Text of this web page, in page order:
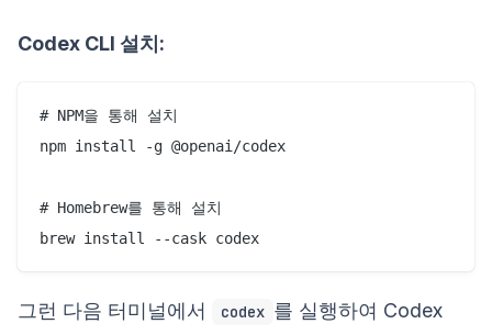
Codex CLI 설치:
# NPM을 통해 설치
npm install -g @openai/codex
# Homebrew를 통해 설치
그런 다음 터미널에서 codex 를 실행하여 Codex